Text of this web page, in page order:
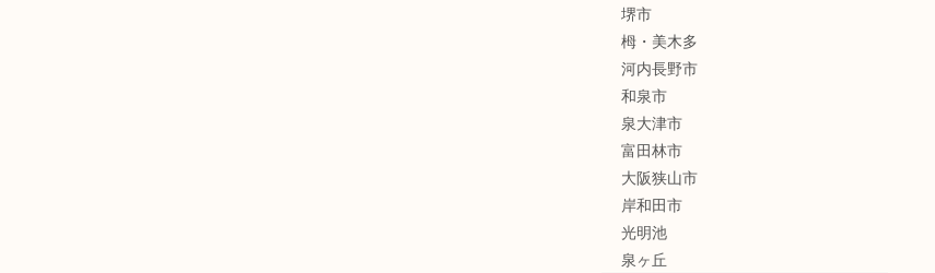
堺市
栂・美木多
河内長野市
和泉市
泉大津市
富田林市
大阪狭山市
岸和田市
光明池
泉ヶ丘